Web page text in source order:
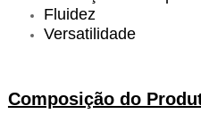
Fluidez
Versatilidade
Composição do